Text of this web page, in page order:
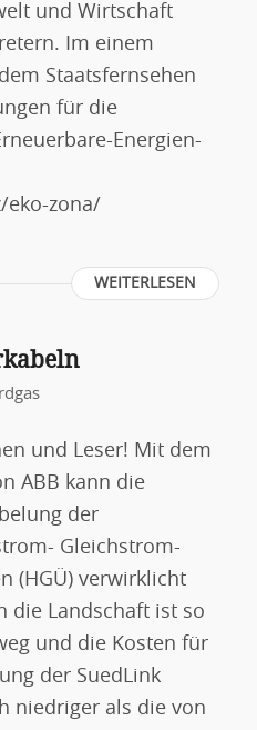
und Wirtschaft
Im einem
Staatsfernsehen
für die
Energien-
zona/
WEITERLESEN
und Leser! Mit dem
ABB kann die
der
Gleichstrom-
(HGÜ) verwirklicht
die Landschaft ist so
und die Kosten für
der SuedLink
niedriger als die von